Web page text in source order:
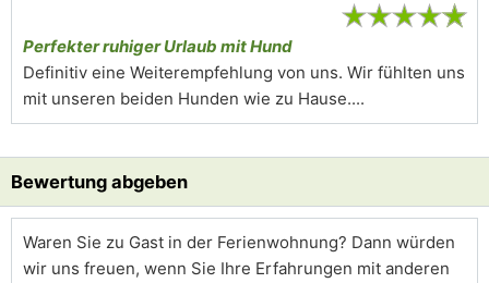
★★★★★
Perfekter ruhiger Urlaub mit Hund
Definitiv eine Weiterempfehlung von uns. Wir fühlten uns
mit unseren beiden Hunden wie zu Hause....
Bewertung abgeben
Waren Sie zu Gast in der Ferienwohnung? Dann würden
wir uns freuen, wenn Sie Ihre Erfahrungen mit anderen